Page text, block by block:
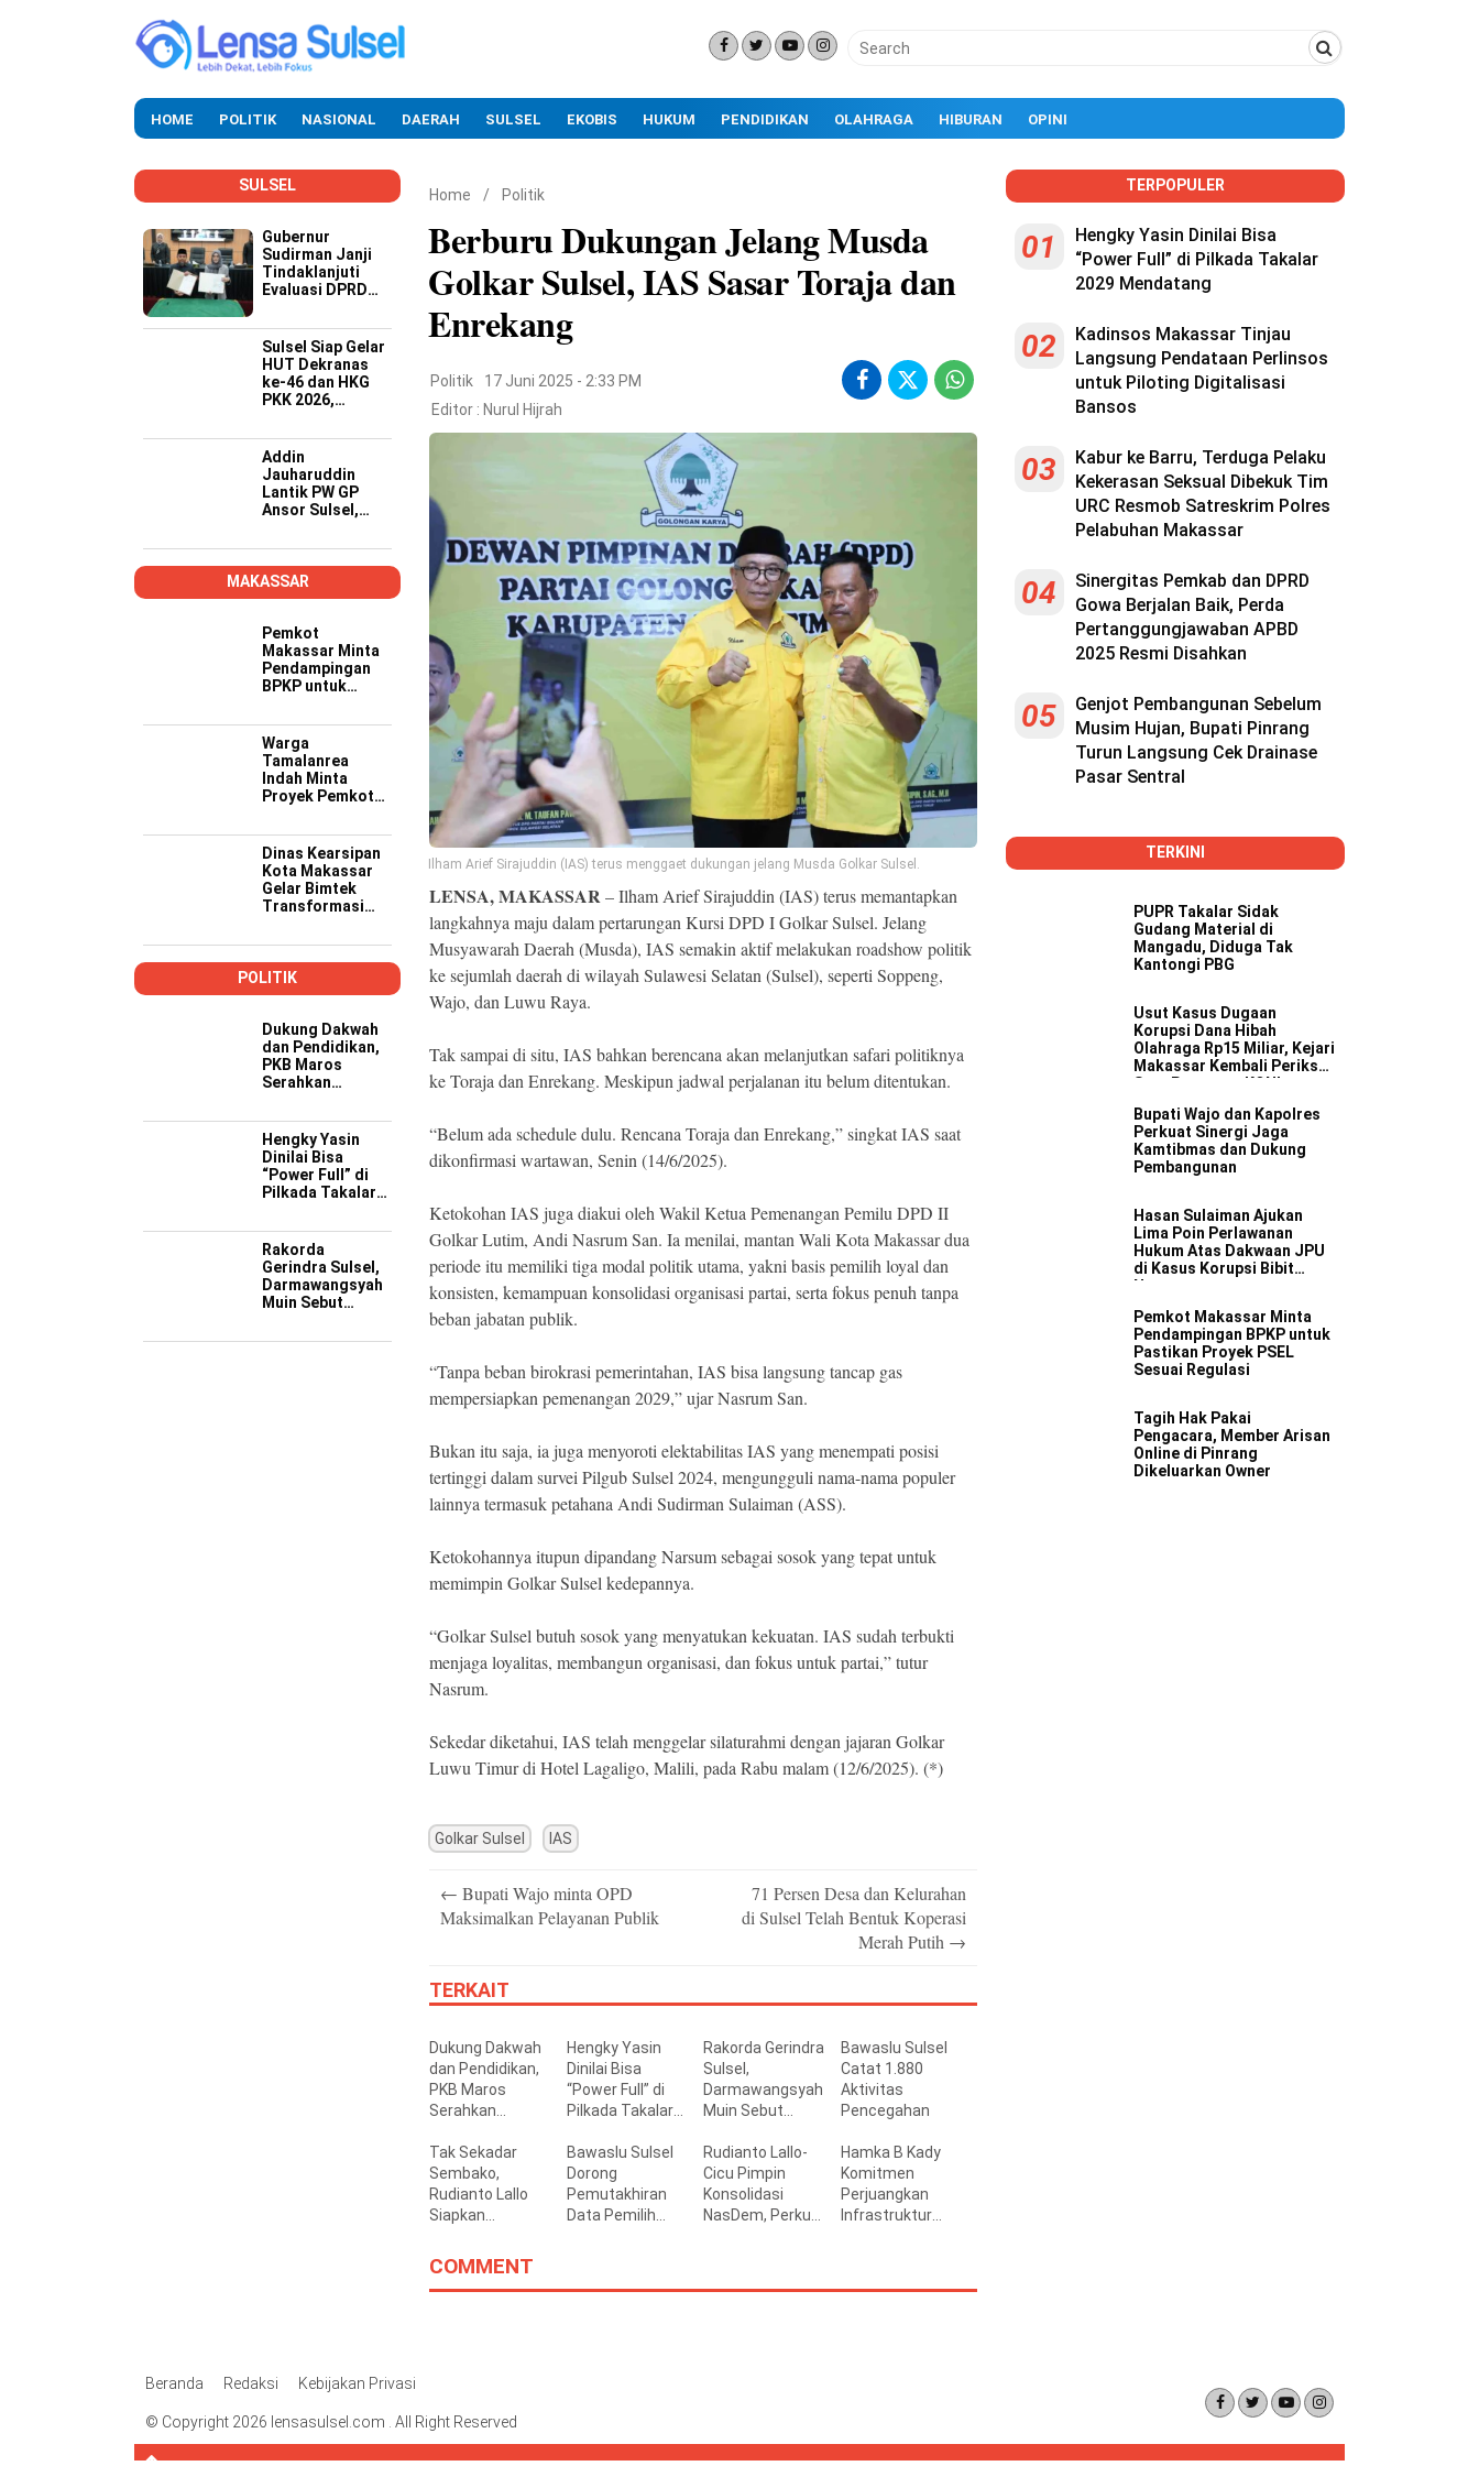
HOME POLITIK NASIONAL DAERAH SULSEL EKOBIS HUKUM PENDIDIKAN OLAHRAGA HIBURAN OPINI
SULSEL
Gubernur
Sudirman Janji
Tindaklanjuti
Evaluasi DPRD
Buruk OPD
Sulsel Siap Gelar
HUT Dekranas
ke-46 dan HKG
PKK 2026,
Promosi Wastra-
Kriya hingga
Dongkrak
Ekonomi Daerah
Addin
Jauharuddin
Lantik PW GP
Ansor Sulsel,
Kompeten,
Kreatif, dan Siap
Wujudkan
Ketahanan
MAKASSAR
Pemkot
Makassar Minta
Pendampingan
BPKP untuk
PSEL Sesuai
Regulasi
Warga
Tamalanrea
Indah Minta
Proyek Pemkot
Transparan,
Musyawarah
Berakhir dengan
Kesepakatan
Dinas Kearsipan
Kota Makassar
Gelar Bimtek
Transformasi
Yogyakarta
POLITIK
Dukung Dakwah
dan Pendidikan,
PKB Maros
Serahkan
Operasional ke
Pesantren
Hidayatullah
Hengky Yasin
Dinilai Bisa
“Power Full” di
Pilkada Takalar
Rakorda
Gerindra Sulsel,
Darmawangsyah
Muin Sebut
Strategis
Home / Politik
Berburu Dukungan Jelang Musda
Golkar Sulsel, IAS Sasar Toraja dan
Enrekang
Politik
17 Juni 2025 - 2:33 PM
Editor : Nurul Hijrah
Ilham Arief Sirajuddin (IAS) terus menggaet dukungan jelang Musda Golkar Sulsel.
LENSA, MAKASSAR– Ilham Arief Sirajuddin (IAS) terus memantapkan
langkahnya maju dalam pertarungan Kursi DPD I Golkar Sulsel. Jelang
Musyawarah Daerah (Musda), IAS semakin aktif melakukan roadshow politik
ke sejumlah daerah di wilayah Sulawesi Selatan (Sulsel), seperti Soppeng,
Wajo, dan Luwu Raya.
Tak sampai di situ, IAS bahkan berencana akan melanjutkan safari politiknya
ke Toraja dan Enrekang. Meskipun jadwal perjalanan itu belum ditentukan.
“Belum ada schedule dulu. Rencana Toraja dan Enrekang,” singkat IAS saat
dikonfirmasi wartawan, Senin (14/6/2025).
Ketokohan IAS juga diakui oleh Wakil Ketua Pemenangan Pemilu DPD II
Golkar Lutim, Andi Nasrum San. Ia menilai, mantan Wali Kota Makassar dua
periode itu memiliki tiga modal politik utama, yakni basis pemilih loyal dan
konsisten, kemampuan konsolidasi organisasi partai, serta fokus penuh tanpa
beban jabatan publik.
“Tanpa beban birokrasi pemerintahan, IAS bisa langsung tancap gas
mempersiapkan pemenangan 2029,” ujar Nasrum San.
Bukan itu saja, ia juga menyoroti elektabilitas IAS yang menempati posisi
tertinggi dalam survei Pilgub Sulsel 2024, mengungguli nama-nama populer
lainnya termasuk petahana Andi Sudirman Sulaiman (ASS).
Ketokohannya itupun dipandang Narsum sebagai sosok yang tepat untuk
memimpin Golkar Sulsel kedepannya.
“Golkar Sulsel butuh sosok yang menyatukan kekuatan. IAS sudah terbukti
menjaga loyalitas, membangun organisasi, dan fokus untuk partai,” tutur
Nasrum.
Sekedar diketahui, IAS telah menggelar silaturahmi dengan jajaran Golkar
Luwu Timur di Hotel Lagaligo, Malili, pada Rabu malam (12/6/2025). (*)
Golkar Sulsel IAS
navigation
← Bupati Wajo minta OPD
Maksimalkan Pelayanan Publik
71 Persen Desa dan Kelurahan
di Sulsel Telah Bentuk Koperasi
Merah Putih →
TERKAIT
Dukung Dakwah
dan Pendidikan,
PKB Maros
Serahkan
Operasional ke
Pesantren
Hidayatullah
Hengky Yasin
Dinilai Bisa
“Power Full” di
Pilkada Takalar
Rakorda Gerindra
Sulsel,
Darmawangsyah
Muin Sebut
Strategis
Perkuat Soliditas
Jelang Pemilu
2029
Bawaslu Sulsel
Catat 1.880
Aktivitas
Pencegahan
Tak Sekadar
Sembako,
Rudianto Lallo
Siapkan
Rumah Baru bagi
Korban
Bawaslu Sulsel
Dorong
Pemutakhiran
Data Pemilih
Rudianto Lallo-
Cicu Pimpin
Konsolidasi
NasDem, Perkuat
Hamka B Kady
Komitmen
Perjuangkan
Infrastruktur
COMMENT
TERPOPULER
01
Hengky Yasin Dinilai Bisa
“Power Full” di Pilkada Takalar
2029 Mendatang
02
Kadinsos Makassar Tinjau
Langsung Pendataan Perlinsos
untuk Piloting Digitalisasi
Bansos
03
Kabur ke Barru, Terduga Pelaku
Kekerasan Seksual Dibekuk Tim
URC Resmob Satreskrim Polres
Pelabuhan Makassar
04
Sinergitas Pemkab dan DPRD
Gowa Berjalan Baik, Perda
Pertanggungjawaban APBD
2025 Resmi Disahkan
05
Genjot Pembangunan Sebelum
Musim Hujan, Bupati Pinrang
Turun Langsung Cek Drainase
Pasar Sentral
TERKINI
PUPR Takalar Sidak
Gudang Material di
Mangadu, Diduga Tak
Kantongi PBG
Usut Kasus Dugaan
Korupsi Dana Hibah
Olahraga Rp15 Miliar, Kejari
Makassar Kembali Periksa
Satu Pengurus KONI
Bupati Wajo dan Kapolres
Perkuat Sinergi Jaga
Kamtibmas dan Dukung
Pembangunan
Hasan Sulaiman Ajukan
Lima Poin Perlawanan
Hukum Atas Dakwaan JPU
di Kasus Korupsi Bibit
Nanas
Pemkot Makassar Minta
Pendampingan BPKP untuk
Pastikan Proyek PSEL
Sesuai Regulasi
Tagih Hak Pakai
Pengacara, Member Arisan
Online di Pinrang
Dikeluarkan Owner
Beranda Redaksi Kebijakan Privasi
© Copyright 2026 lensasulsel.com . All Right Reserved